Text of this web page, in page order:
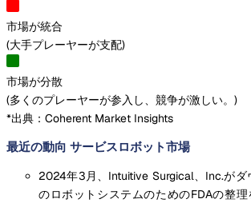
市場が統合
(大手プレーヤーが支配)
市場が分散
(多くのプレーヤーが参入し、競争が激しい。 )
*出典：Coherent Market Insights
最近の動向 サービスロボット市場
2024年3月、Intuitive Surgical、Inc.がダ
のロボットシステムのためのFDAの整理